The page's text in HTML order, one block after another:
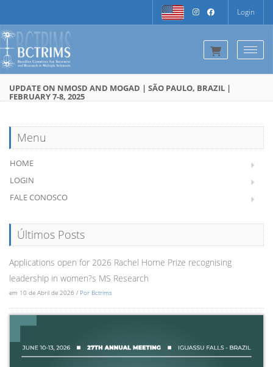
Login
UPDATE ON NMOSD AND MOGAD | SÃO PAULO, BRAZIL |
FEBRUARY 7-8, 2025
Menu
HOME
LOGIN
FALE CONOSCO
Últimos Posts
Applications open for 2026 Rachel Horne Prize recognising
leadership in women?s MS Research
em 10 de Abril de 2026 / Por Bctrims